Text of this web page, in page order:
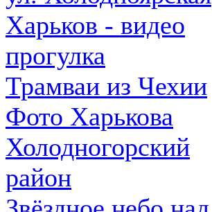
Харьков - видео
прогулка
Трамваи из Чехии
Фото Харькова
Холодногорский
район